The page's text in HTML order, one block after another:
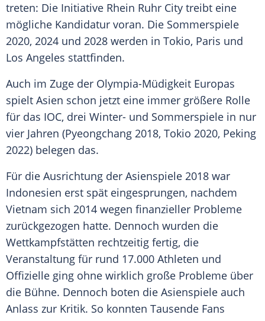
treten: Die Initiative Rhein Ruhr City treibt eine
mögliche Kandidatur voran. Die Sommerspiele
2020, 2024 und 2028 werden in Tokio, Paris und
Los Angeles stattfinden.
Auch im Zuge der Olympia-Müdigkeit Europas
spielt Asien schon jetzt eine immer größere Rolle
für das IOC, drei Winter- und Sommerspiele in nur
vier Jahren (Pyeongchang 2018, Tokio 2020, Peking
2022) belegen das.
Für die Ausrichtung der Asienspiele 2018 war
Indonesien erst spät eingesprungen, nachdem
Vietnam sich 2014 wegen finanzieller Probleme
zurückgezogen hatte. Dennoch wurden die
Wettkampfstätten rechtzeitig fertig, die
Veranstaltung für rund 17.000 Athleten und
Offizielle ging ohne wirklich große Probleme über
die Bühne. Dennoch boten die Asienspiele auch
Anlass zur Kritik. So konnten Tausende Fans